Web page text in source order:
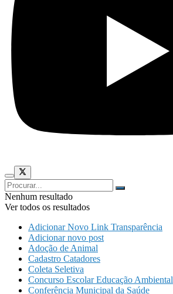
Nenhum resultado
Ver todos os resultados
Adicionar Novo Link Transparência
Adicionar novo post
Adoção de Animal
Cadastro Catadores
Coleta Seletiva
Concurso Escolar Educação Ambiental
Conferência Municipal da Saúde